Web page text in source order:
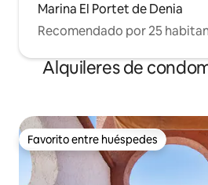
Marina El Portet de Denia
Recomendado por 25
Alquileres de
Favorito entre huéspedes
Favorito entre huéspedes